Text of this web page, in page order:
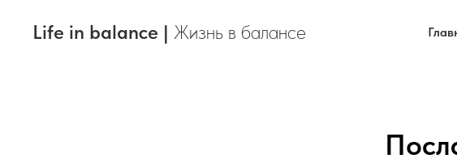
Life in balance | Жизнь в балансе